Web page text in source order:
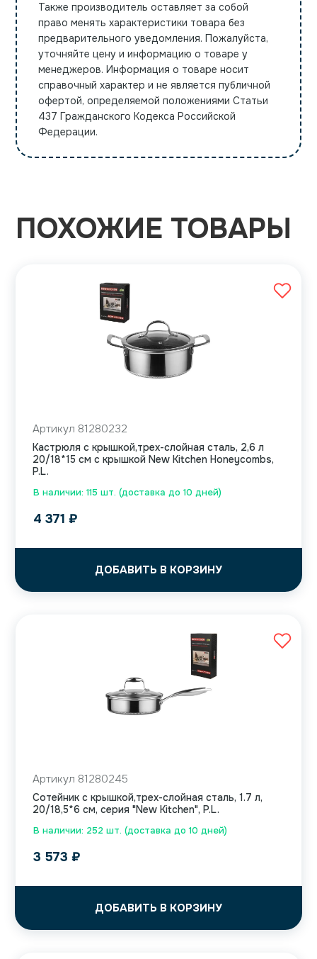
Также производитель оставляет за собой
право менять характеристики товара без
предварительного уведомления. Пожалуйста,
уточняйте цену и информацию о товаре у
менеджеров. Информация о товаре носит
справочный характер и не является публичной
офертой, определяемой положениями Статьи
437 Гражданского Кодекса Российской
Федерации.
ПОХОЖИЕ ТОВАРЫ
В наличии: 115 шт. (доставка до 10 дней)
Артикул 81280232
Кастрюля с крышкой,трех-слойная сталь, 2,6 л
20/18*15 см с крышкой New Kitchen Honeycombs,
P.L.
4 371 ₽
ДОБАВИТЬ В КОРЗИНУ
В наличии: 252 шт. (доставка до 10 дней)
Артикул 81280245
Сотейник с крышкой,трех-слойная сталь, 1.7 л,
20/18,5*6 см, серия "New Kitchen", P.L.
3 573 ₽
ДОБАВИТЬ В КОРЗИНУ